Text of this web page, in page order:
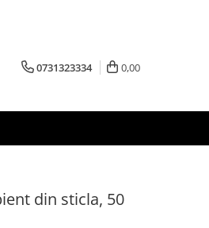
0731323334 0,00
din sticla, 50